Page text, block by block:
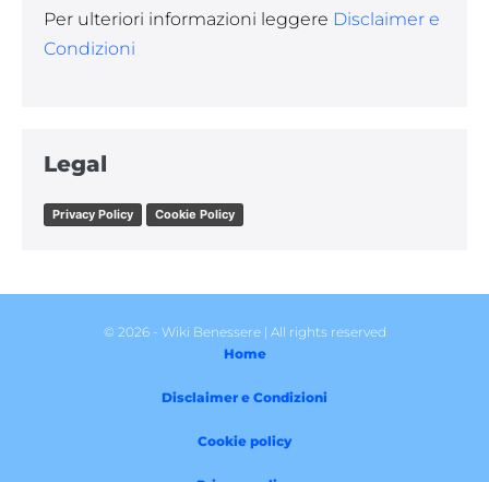
Per ulteriori informazioni leggere Disclaimer e
Condizioni
Legal
Privacy Policy Cookie Policy
© 2026 - Wiki Benessere | All rights reserved
Home
Disclaimer e Condizioni
Cookie policy